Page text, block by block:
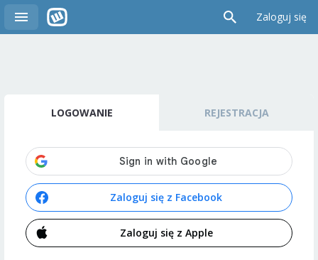
Zaloguj się
LOGOWANIE REJESTRACJA
Zaloguj się z Facebook
Zaloguj się z Apple